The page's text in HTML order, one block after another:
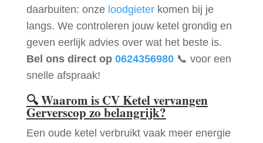
daarbuiten: onze loodgieterkomen bij je
langs. We controleren jouw ketel grondig en
geven eerlijk advies over wat het beste is.
Bel ons direct op 0624356980📞 voor een
snelle afspraak!
🔍Waarom is CV Ketel vervangen
Gerverscop zo belangrijk?
Een oude ketel verbruikt vaak meer energie